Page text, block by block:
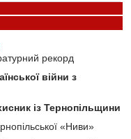
рекорд
війни з
із Тернопільщини
«Ниви»